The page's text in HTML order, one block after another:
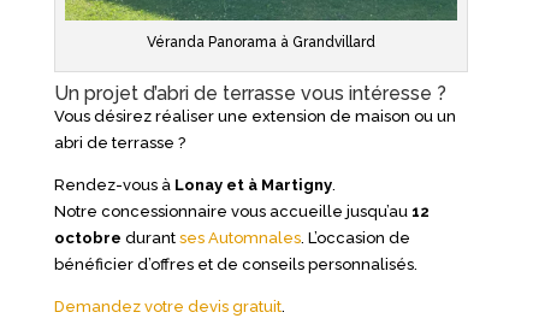
Véranda Panorama à Grandvillard
Un projet d’abri de terrasse vous intéresse ?
Vous désirez réaliser une extension de maison ou un
abri de terrasse ?
Rendez-vous à Lonayet à Martigny.
Notre concessionnaire vous accueille jusqu’au 12
octobre durant ses Automnales. L’occasion de
bénéficier d’offres et de conseils personnalisés.
Demandez votre devis gratuit.